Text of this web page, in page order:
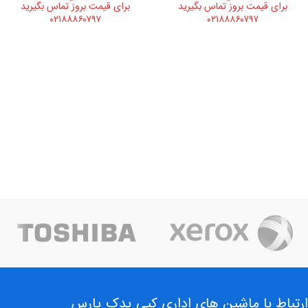
برای قیمت بروز تماس بگیرید
۰۲۱۸۸۸۶۰۷۹۷
برای قیمت بروز تماس بگیرید
۰۲۱۸۸۸۶۰۷۹۷